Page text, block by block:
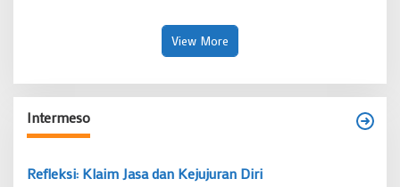
View More
Intermeso
Refleksi: Klaim Jasa dan Kejujuran Diri